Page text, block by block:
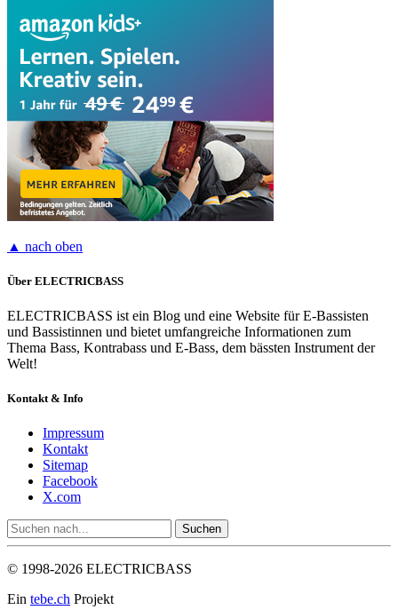
▲ nach oben
Über ELECTRICBASS
ELECTRICBASS ist ein Blog und eine Website für E-Bassisten
und Bassistinnen und bietet umfangreiche Informationen zum
Thema Bass, Kontrabass und E-Bass, dem bässten Instrument der
Welt!
Kontakt & Info
Impressum
Kontakt
Sitemap
Facebook
X.com
© 1998-2026 ELECTRICBASS
Ein tebe.ch Projekt